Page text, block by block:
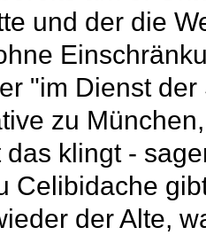
und der die
"im Dienst
zu
das klingt -
Celibidache
der Alte,